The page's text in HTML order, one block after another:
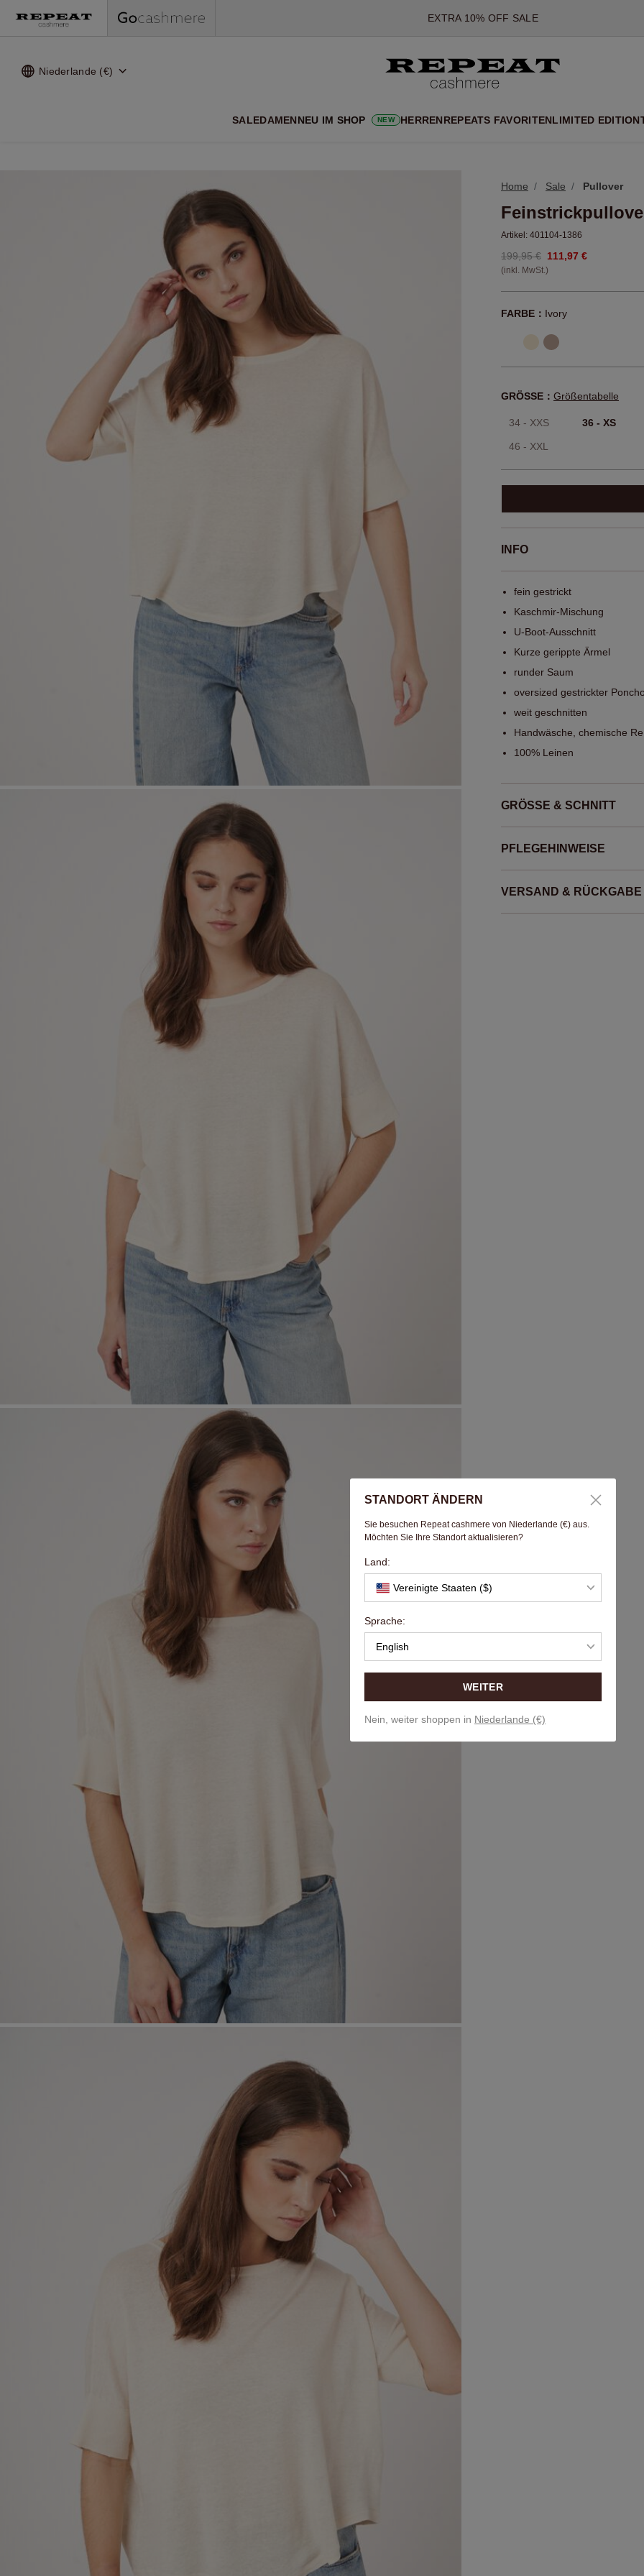
*DIESES ANGEBOT GILT BIS ZUM 12 AUGUST 2026
*GILT NICHT FÜR LIMITED EDITION
*AUSNAHMEN SIND MÖGLICH
NEUE CASHMERE-NEUHEITEN
EXTRA 10% OFF SALE
Niederlande (€)
SALEDAMENNEU IM SHOP NEW HERRENREPEATS FAVORITENLIMITED EDITION
Home Sale Pullover
Artikel: 401104-1386
199,95 € 111,97 €
(inkl. MwSt.)
FARBE： Ivory
GRÖSSE： Größentabelle
34 - XXS 36 - XS
46 - XXL
INFO
fein gestrickt
Kaschmir-Mischung
U-Boot-Ausschnitt
Kurze gerippte Ärmel
runder Saum
oversized gestrickter Poncho
weit geschnitten
Handwäsche, chemische
100% Leinen
GRÖSSE & SCHNITT
PFLEGEHINWEISE
VERSAND & RÜCKGABE
STANDORT ÄNDERN
Sie besuchen Repeat cashmere von Niederlande (€) aus.
Möchten Sie Ihre Standort aktualisieren?
Land:
Vereinigte Staaten ($)
Sprache:
English
WEITER
Nein, weiter shoppen in Niederlande (€)